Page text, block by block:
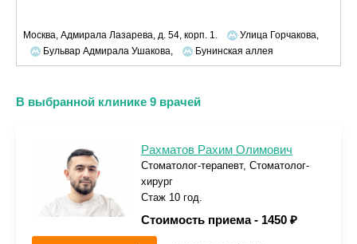
Москва, Адмирала Лазарева, д. 54, корп. 1.
Улица Горчакова,
Бульвар Адмирала Ушакова,
Бунинская аллея
В выбранной клинике 9 врачей
Рахматов Рахим Олимович
Стоматолог-терапевт, Стоматолог-
хирург
Стаж 10 год.
Стоимость приема - 1450 ₽